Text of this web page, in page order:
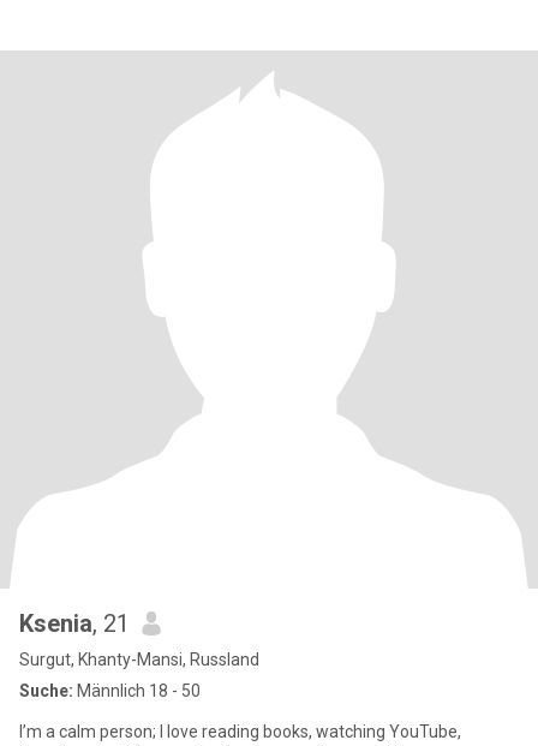
Ksenia, 21
Surgut, Khanty-Mansi, Russland
Suche: Männlich 18 - 50
I’m a calm person; I love reading books, watching YouTube,